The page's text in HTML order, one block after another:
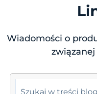
Wiadomości o